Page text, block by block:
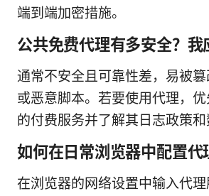
端到端加密措施。
公共免费代理有多安全？我
通常不安全且可靠性差，易被
或恶意脚本。若要使用代理，
的付费服务并了解其日志政策和
如何在日常浏览器中配置代
在浏览器的网络设置中输入代